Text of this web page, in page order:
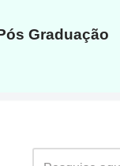
Graduação